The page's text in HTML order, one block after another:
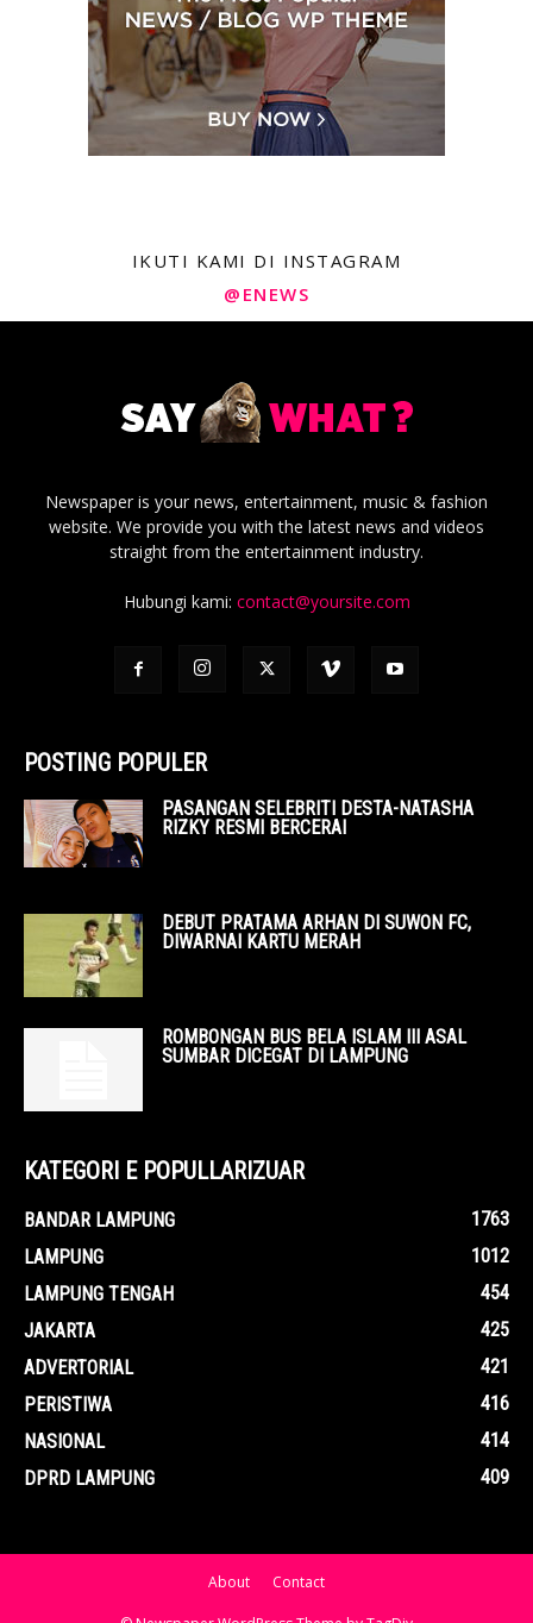
IKUTI KAMI DI INSTAGRAM
@ENEWS
Newspaper is your news, entertainment, music & fashion
website. We provide you with the latest news and videos
straight from the entertainment industry.
Hubungi kami: contact@yoursite.com
POSTING POPULER
PASANGAN SELEBRITI DESTA-NATASHA
RIZKY RESMI BERCERAI
DEBUT PRATAMA ARHAN DI SUWON FC,
DIWARNAI KARTU MERAH
ROMBONGAN BUS BELA ISLAM III ASAL
SUMBAR DICEGAT DI LAMPUNG
KATEGORI E POPULLARIZUAR
BANDAR LAMPUNG
1763
LAMPUNG
1012
LAMPUNG TENGAH
454
JAKARTA
425
ADVERTORIAL
421
PERISTIWA
416
NASIONAL
414
DPRD LAMPUNG
409
About Contact